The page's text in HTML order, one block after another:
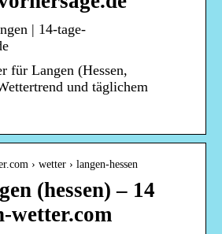
| 14-tage-
für Langen (Hessen,
und täglichem
› wetter › langen-hessen
(hessen) – 14
wetter.com